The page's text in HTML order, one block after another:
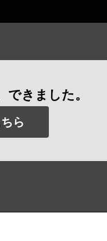
できました。
ら